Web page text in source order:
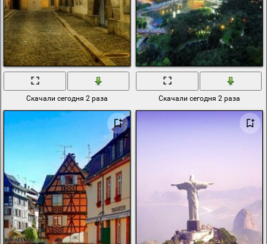
Скачали сегодня 2 раза Скачали сегодня 2 раза